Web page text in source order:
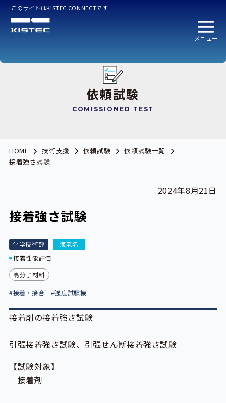
このサイトはKISTEC CONNECTです
メニュー
依頼試験
COMISSIONED TEST
HOME 技術支援 依頼試験
依頼試験一覧
接着強さ試験
2024年8月21日
接着強さ試験
化学技術部
海老名
接着性能評価
高分子材料
#接着・接合 #強度試験機
接着剤の接着強さ試験
引張接着強さ試験、引張せん断接着強さ試験
【試験対象】
接着剤